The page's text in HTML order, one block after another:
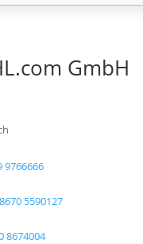
GmbH
9766666
5590127
8674004